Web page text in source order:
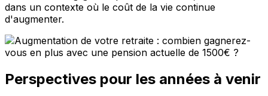
dans un contexte où le coût de la vie continue
d'augmenter.
Perspectives pour les années à venir